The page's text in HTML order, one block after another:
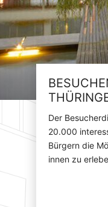
Der
20.000
Bürgern die
innen zu